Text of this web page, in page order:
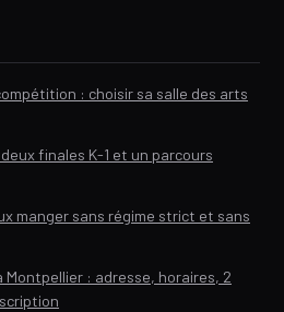
: choisir sa salle des arts
finales K-1 et un parcours
manger sans régime strict et sans
: adresse, horaires, 2